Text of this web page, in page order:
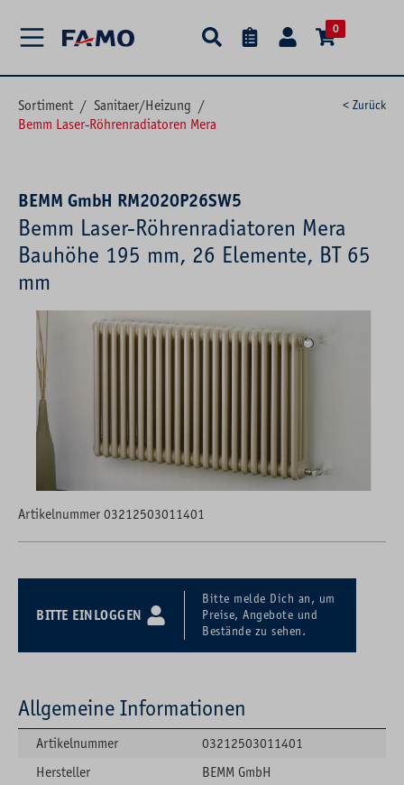
0
Sortiment / Sanitaer/Heizung /
Bemm Laser-Röhrenradiatoren Mera
< Zurück
BEMM GmbH RM2020P26SW5
Bemm Laser-Röhrenradiatoren Mera
Bauhöhe 195 mm, 26 Elemente, BT 65
mm
Bildergalerie überspringen
Artikelnummer 03212503011401
BITTE EINLOGGEN
Bitte melde Dich an, um
Preise, Angebote und
Bestände zu sehen.
Allgemeine Informationen
Artikelnummer
03212503011401
Hersteller
BEMM GmbH